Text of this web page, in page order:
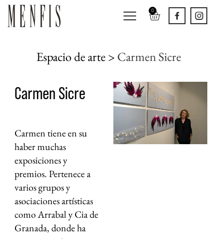
0
Espacio de arte > Carmen Sicre
Carmen Sicre
Carmen tiene en su
haber muchas
exposiciones y
premios. Pertenece a
varios grupos y
asociaciones artísticas
como Arrabal y Cia de
Granada, donde ha